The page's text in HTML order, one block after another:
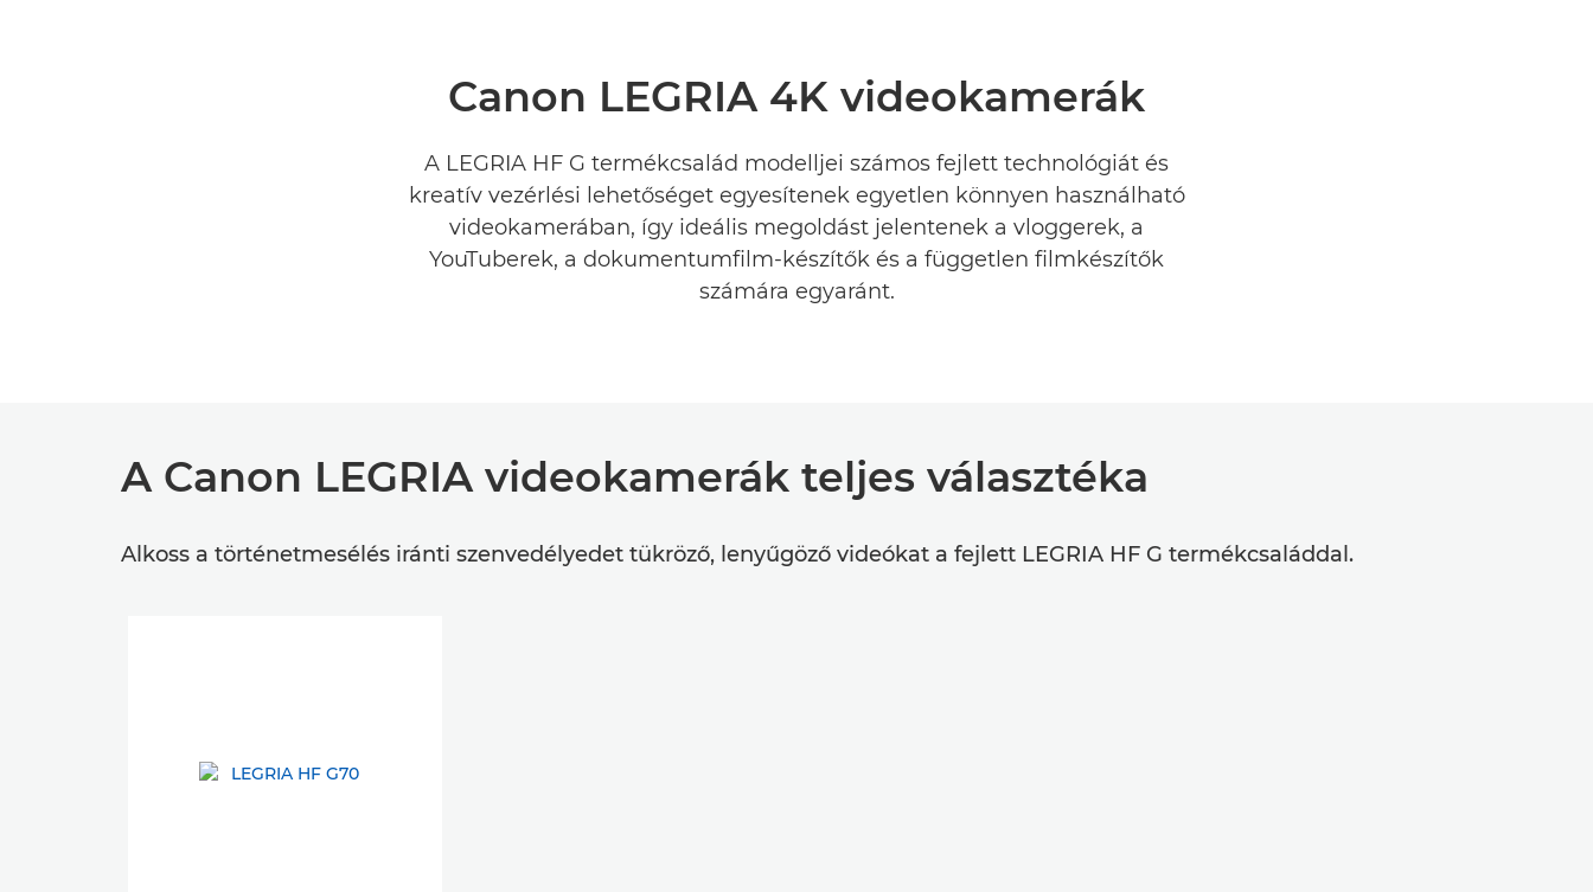
Canon LEGRIA 4K videokamerák
A LEGRIA HF G termékcsalád modelljei számos fejlett technológiát és
kreatív vezérlési lehetőséget egyesítenek egyetlen könnyen használható
videokamerában, így ideális megoldást jelentenek a vloggerek, a
YouTuberek, a dokumentumfilm-készítők és a független filmkészítők
számára egyaránt.
A Canon LEGRIA videokamerák teljes választéka
Alkoss a történetmesélés iránti szenvedélyedet tükröző, lenyűgöző videókat a fejlett LEGRIA HF G termékcsaláddal.